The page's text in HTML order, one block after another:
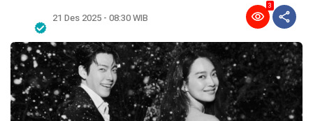
21 Des 2025 - 08:30 WIB
3